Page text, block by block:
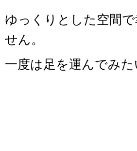
ゆっくりとした空間
せん。
一度は足を運んでみた